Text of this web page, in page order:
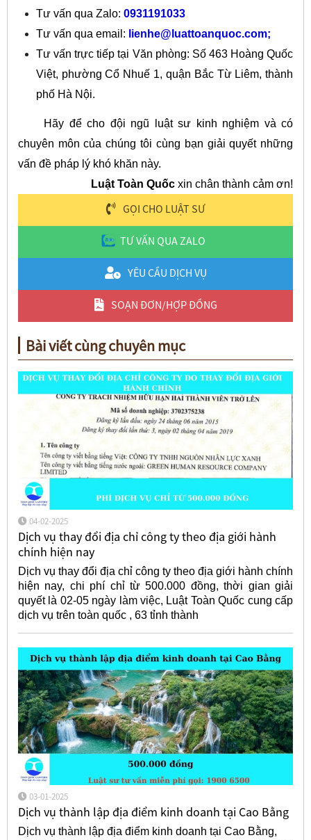
Tư vấn qua Zalo: 0931191033
Tư vấn qua email: lienhe@luattoanquoc.com;
Tư vấn trực tiếp tại Văn phòng: Số 463 Hoàng Quốc
Việt, phường Cổ Nhuế 1, quận Bắc Từ Liêm, thành
phố Hà Nội.
Hãy để cho đội ngũ luật sư kinh nghiệm và có
chuyên môn của chúng tôi cùng bạn giải quyết những
vấn đề pháp lý khó khăn này.
Luật Toàn Quốc xin chân thành cảm ơn!
GỌI CHO LUẬT SƯ
TƯ VẤN QUA ZALO
YÊU CẦU DỊCH VỤ
SOẠN ĐƠN/HỢP ĐỒNG
Bài viết cùng chuyên mục
04-02-2025
Dịch vụ thay đổi địa chỉ công ty theo địa giới hành
chính hiện nay
Dịch vụ thay đổi địa chỉ công ty theo địa giới hành chính
hiện nay, chi phí chỉ từ 500.000 đồng, thời gian giải
quyết là 02-05 ngày làm việc, Luật Toàn Quốc cung cấp
dịch vụ trên toàn quốc , 63 tỉnh thành
03-01-2025
Dịch vụ thành lập địa điểm kinh doanh tại Cao Bằng
Dịch vụ thành lập địa điểm kinh doanh tại Cao Bằng,